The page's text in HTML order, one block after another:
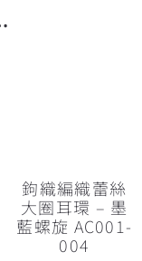
鉤織編織蕾絲
大圈耳環 – 墨
藍螺旋 AC001-
004